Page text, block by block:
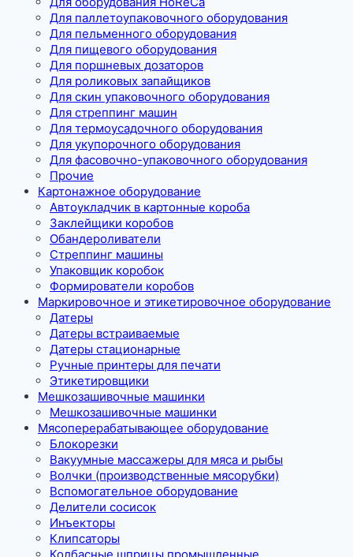
Для паллетоупаковочного оборудования
Для пельменного оборудования
Для пищевого оборудования
Для поршневых дозаторов
Для роликовых запайщиков
Для скин упаковочного оборудования
Для стреппинг машин
Для термоусадочного оборудования
Для укупорочного оборудования
Для фасовочно-упаковочного оборудования
Прочие
Картонажное оборудование
Автоукладчик в картонные короба
Заклейщики коробов
Обандероливатели
Стреппинг машины
Упаковщик коробок
Формирователи коробов
Маркировочное и этикетировочное оборудование
Датеры
Датеры встраиваемые
Датеры стационарные
Ручные принтеры для печати
Этикетировщики
Мешкозашивочные машинки
Мешкозашивочные машинки
Мясоперерабатывающее оборудование
Блокорезки
Вакуумные массажеры для мяса и рыбы
Волчки (производственные мясорубки)
Вспомогательное оборудование
Делители сосисок
Инъекторы
Клипсаторы